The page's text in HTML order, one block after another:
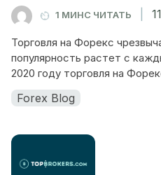
1 МИНС ЧИТАТЬ
Торговля на Форекс
популярность растет с
2020 году торговля на
Forex Blog